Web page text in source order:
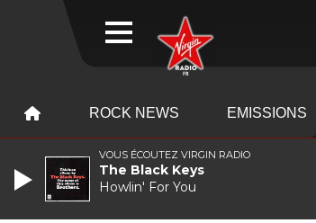
ROCK NEWS EMISSIONS
VOUS ÉCOUTEZ VIRGIN RADIO
The Black Keys
Howlin' For You
WEBRADIO